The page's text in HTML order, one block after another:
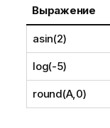
Выражение
asin(2)
log(-5)
round(A,0)